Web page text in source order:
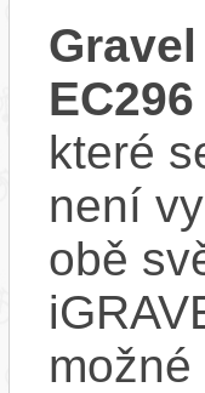
které
není
obě